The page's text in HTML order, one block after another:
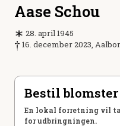
Aase Schou
28. april 1945
16. december 2023,
Bestil blomster
En lokal forretning vil
for udbringningen.